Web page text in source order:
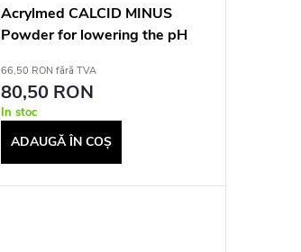
Acrylmed CALCID MINUS
Powder for lowering the pH
66,50 RON fără TVA
80,50 RON
In stoc
ADAUGĂ ÎN COŞ